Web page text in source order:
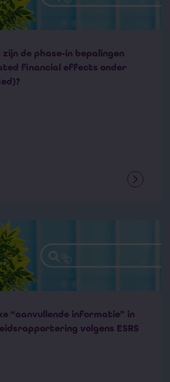
zijn de phase-in bepalingen
financial effects onder
“aanvullende informatie” in
volgens ESRS